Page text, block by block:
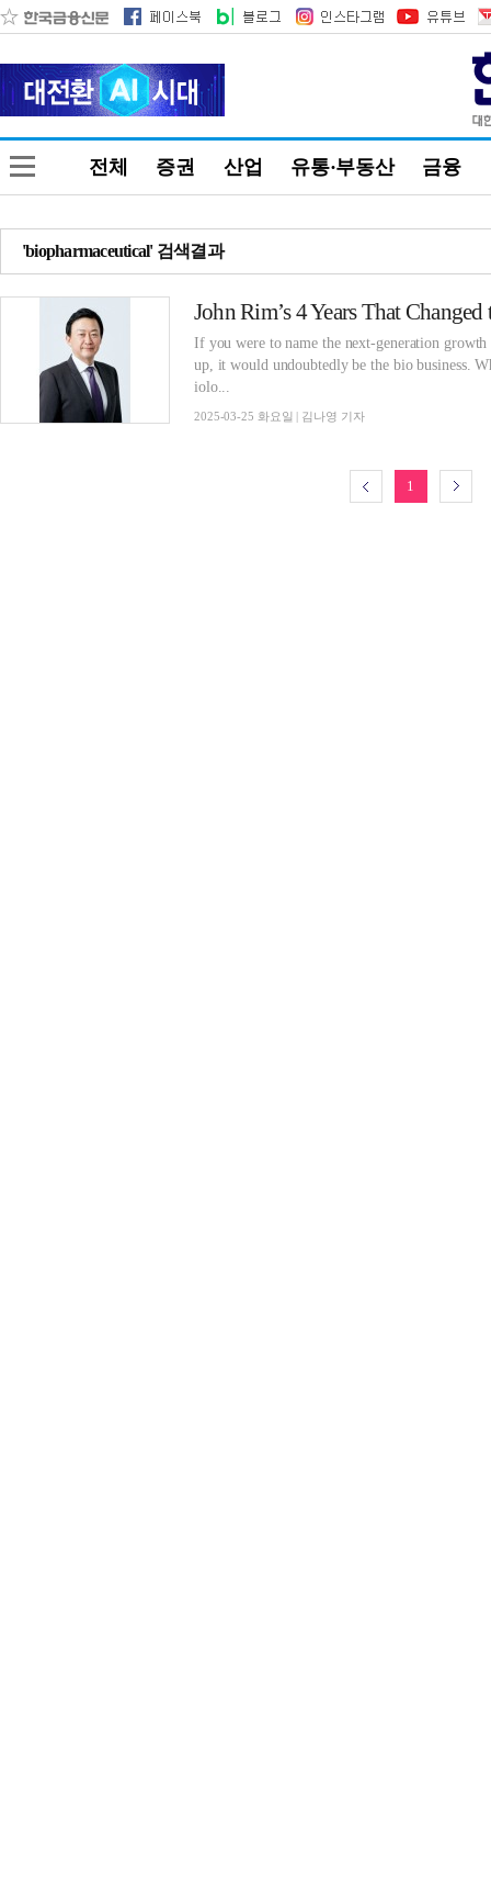
전체 증권 산업 유통·부동산 금융
'biopharmaceutical' 검색결과
If you were to name the next-generation
up, it would undoubtedly be the bio business.
iolo...
2025-03-25 화요일 | 김나영 기자
1